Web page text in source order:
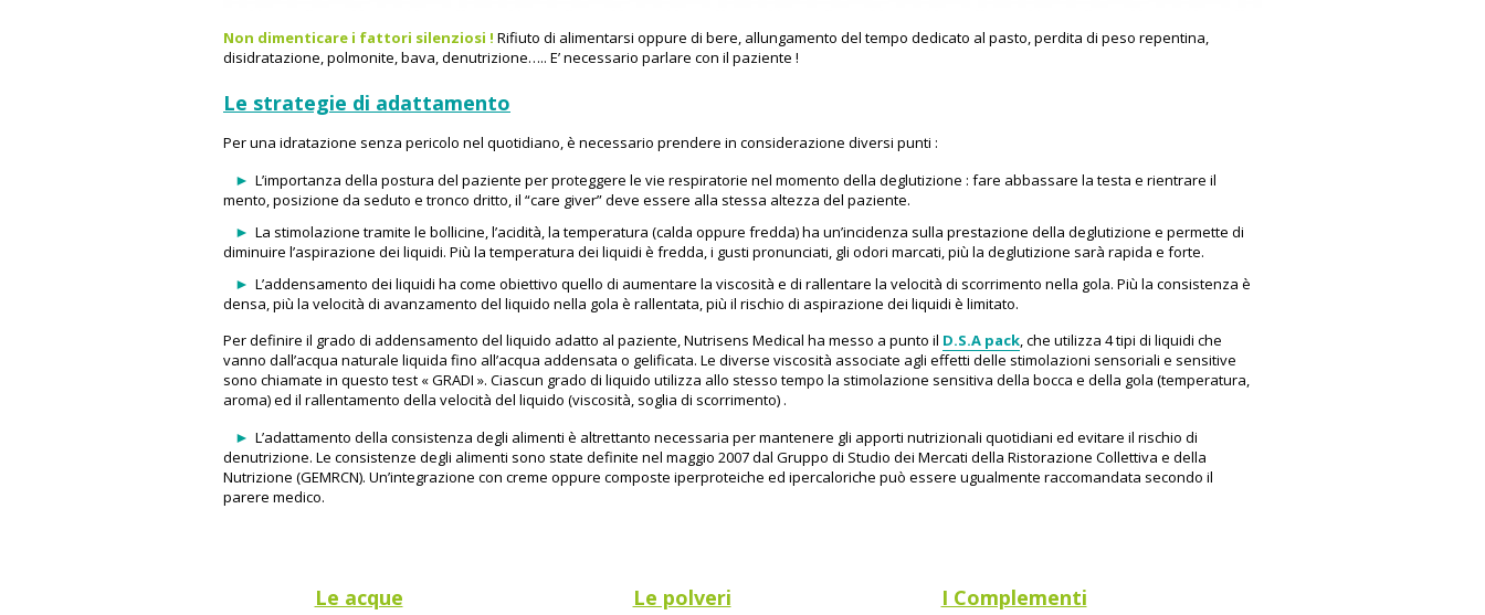
Non dimenticare i fattori silenziosi ! Rifiuto di alimentarsi oppure di bere, allungamento del tempo dedicato al pasto, perdita di peso repentina,
disidratazione, polmonite, bava, denutrizione….. E’ necessario parlare con il paziente !
Le strategie di adattamento
Per una idratazione senza pericolo nel quotidiano, è necessario prendere in considerazione diversi punti :
L’importanza della postura del paziente per proteggere le vie respiratorie nel momento della deglutizione : fare abbassare la testa e rientrare il
mento, posizione da seduto e tronco dritto, il “care giver” deve essere alla stessa altezza del paziente.
La stimolazione tramite le bollicine, l’acidità, la temperatura (calda oppure fredda) ha un’incidenza sulla prestazione della deglutizione e permette di
diminuire l’aspirazione dei liquidi. Più la temperatura dei liquidi è fredda, i gusti pronunciati, gli odori marcati, più la deglutizione sarà rapida e forte.
L’addensamento dei liquidi ha come obiettivo quello di aumentare la viscosità e di rallentare la velocità di scorrimento nella gola. Più la consistenza è
densa, più la velocità di avanzamento del liquido nella gola è rallentata, più il rischio di aspirazione dei liquidi è limitato.
Per definire il grado di addensamento del liquido adatto al paziente, Nutrisens Medical ha messo a punto il D.S.A pack, che utilizza 4 tipi di liquidi che
vanno dall’acqua naturale liquida fino all’acqua addensata o gelificata. Le diverse viscosità associate agli effetti delle stimolazioni sensoriali e sensitive
sono chiamate in questo test « GRADI ». Ciascun grado di liquido utilizza allo stesso tempo la stimolazione sensitiva della bocca e della gola (temperatura,
aroma) ed il rallentamento della velocità del liquido (viscosità, soglia di scorrimento) .
L’adattamento della consistenza degli alimenti è altrettanto necessaria per mantenere gli apporti nutrizionali quotidiani ed evitare il rischio di
denutrizione. Le consistenze degli alimenti sono state definite nel maggio 2007 dal Gruppo di Studio dei Mercati della Ristorazione Collettiva e della
Nutrizione (GEMRCN). Un’integrazione con creme oppure composte iperproteiche ed ipercaloriche può essere ugualmente raccomandata secondo il
parere medico.
Le acque
Le polveri
I Complementi